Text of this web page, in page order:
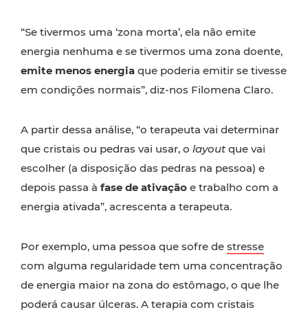
“Se tivermos uma ‘zona morta’, ela não emite
energia nenhuma e se tivermos uma zona doente,
emite menos energia que poderia emitir se tivesse
em condições normais”, diz-nos Filomena Claro.
A partir dessa análise, “o terapeuta vai determinar
que cristais ou pedras vai usar, o layout que vai
escolher (a disposição das pedras na pessoa) e
depois passa à fase de ativação e trabalho com a
energia ativada”, acrescenta a terapeuta.
Por exemplo, uma pessoa que sofre de stresse
com alguma regularidade tem uma concentração
de energia maior na zona do estômago, o que lhe
poderá causar úlceras. A terapia com cristais